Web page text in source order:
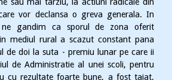
vor declansa o greva generala. In
gandim ca sporul de zona oferit
mediul rural a scazut constant pana
de doi la suta - premiu lunar pe care ii
de Administratie al unei scoli, pentru
cu rezultate foarte bune, a fost taiat,